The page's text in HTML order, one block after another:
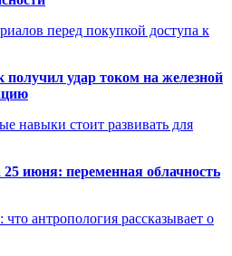
перед покупкой доступа к
получил удар током на железной
навыки стоит развивать для
июня: переменная облачность
антропология рассказывает о